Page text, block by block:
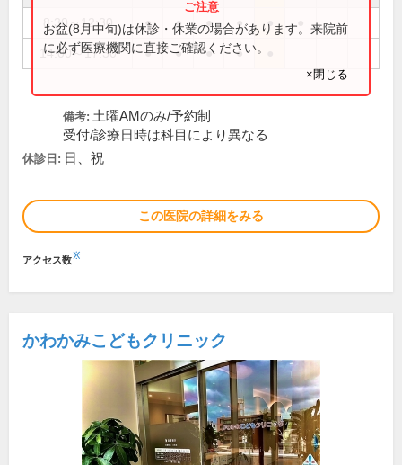
8:30～12:30 ● ● ● ● ●
14:00～17:30 ● ● ● ●
お盆(8月中旬)は休診・休業の場合があります。来院前
に必ず医療機関に直接ご確認ください。
×閉じる
備考: 土曜AMのみ/予約制
受付/診療日時は科目により異なる
休診日: 日、祝
この医院の詳細をみる
アクセス数※
かわかみこどもクリニック